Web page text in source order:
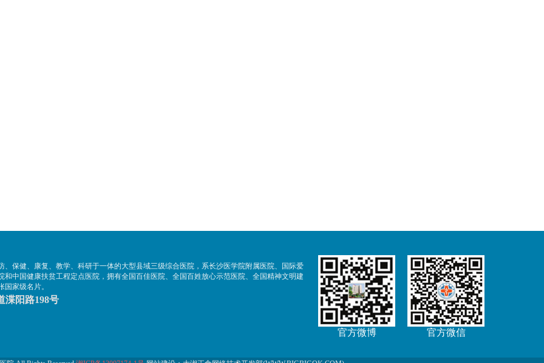
、保健、康复、教学、科研于一体的大型县域三级综合医院，系长沙医学院附属医院、国际爱
和中国健康扶贫工程定点医院，拥有全国百佳医院、全国百姓放心示范医院、全国精神文明建
家级名片。
渫阳路198号
官方微博 官方微信